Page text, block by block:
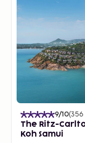
9/10(356
The Ritz-
Koh Samui